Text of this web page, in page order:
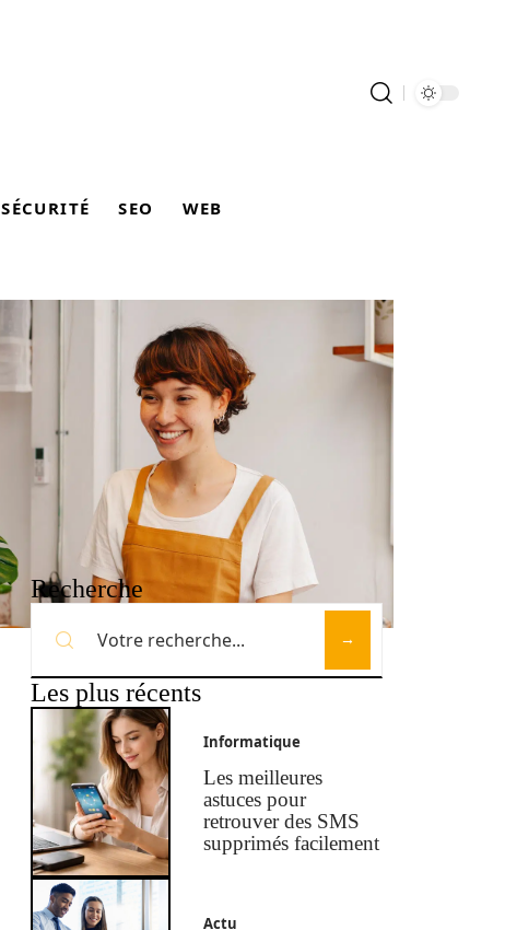
SÉCURITÉ SEO WEB
Recherche
Les plus récents
Informatique
Les meilleures
astuces pour
retrouver des SMS
supprimés facilement
Actu